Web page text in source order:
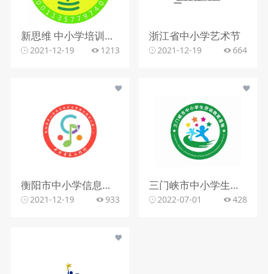
新思维 中小学培训学校
2021-12-19 1213
浙江省中小学艺术节
2021-12-19 664
衡阳市中小学信息技术应用能力提升工程2.0班徽
2021-12-19 933
三门峡市中小学生劳动教育基地
2022-07-01 428